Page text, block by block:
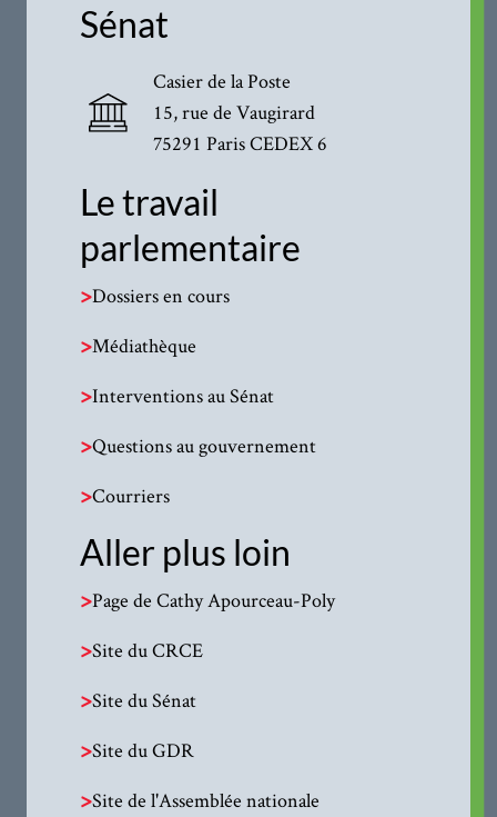
Sénat
Casier de la Poste
15, rue de Vaugirard
75291 Paris CEDEX 6
Le travail
parlementaire
>Dossiers en cours
>Médiathèque
>Interventions au Sénat
>Questions au gouvernement
>Courriers
Aller plus loin
>Page de Cathy Apourceau-Poly
>Site du CRCE
>Site du Sénat
>Site du GDR
>Site de l'Assemblée nationale